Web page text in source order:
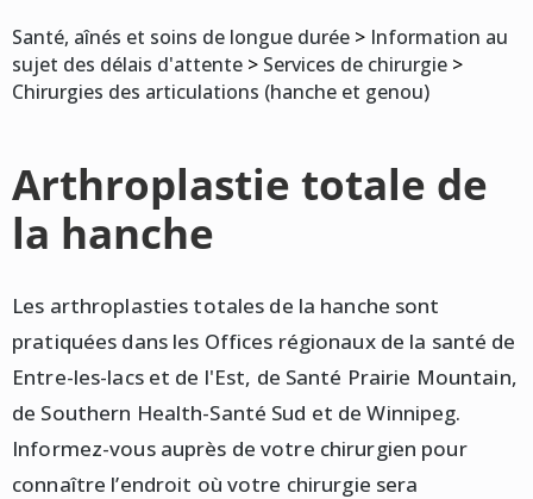
Santé, aînés et soins de longue durée > Information au
sujet des délais d'attente > Services de chirurgie >
Chirurgies des articulations (hanche et genou)
Arthroplastie totale de
la hanche
Les arthroplasties totales de la hanche sont
pratiquées dans les Offices régionaux de la santé de
Entre-les-lacs et de l'Est, de Santé Prairie Mountain,
de Southern Health-Santé Sud et de Winnipeg.
Informez-vous auprès de votre chirurgien pour
connaître l’endroit où votre chirurgie sera